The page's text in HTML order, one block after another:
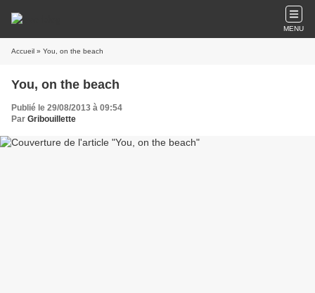
MENU
Accueil » You, on the beach
You, on the beach
Publié le 29/08/2013 à 09:54
Par Gribouillette